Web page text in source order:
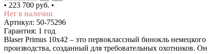
• 223 700 руб. •
Нет в наличии
Артикул: 50-75296
Гарантия: 1 год
Blaser Primus 10х42 – это первоклассный бинокль немецкого
производства, созданный для требовательных охотников. Он